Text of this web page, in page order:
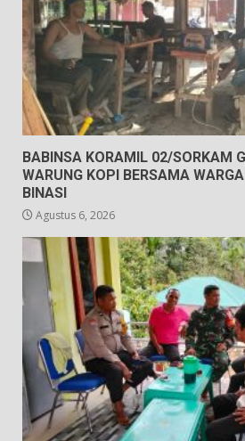
BABINSA KORAMIL 02/SORKAM
WARUNG KOPI BERSAMA
BINASI
Agustus 6, 2026